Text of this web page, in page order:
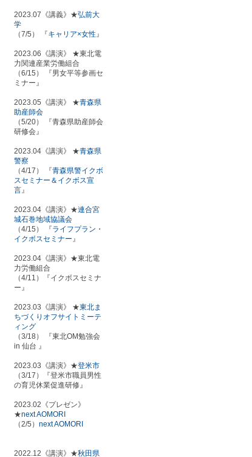
2023.07《講義》★弘前大
学
（7/5） 『キャリア×女性 』
2023.06《講演》 ★東北電
力関連産業労働組合
（6/15） 『男女平等参画セ
ミナー』
2023.05《講演》 ★青森県
助産師会
（5/20） 『青森県助産師会
研修会』
2023.04《講演》 ★青森県
警察
（4/17） 『青森県警イクボ
スセミナー＆イクボス宣
言 』
2023.04《講演》★連合宮
城石巻地域協議会
（4/15） 『ライフプラン・
イクボスセミナー 』
2023.04《講演》★東北電
力労働組合
（4/11）『イクボスセミナ
ー』
2023.03《講演》 ★東北ま
ちづくりオフサイトミーテ
ィング
（3/18） 『東北OM勉強会
in 仙台 』
2023.03《講演》★登米市
（3/17）『登米市職員男性
の育児休業促進研修』
2023.02《プレゼン》
★next AOMORI
（2/5） next AOMORI
2022.12《講演》★秋田県